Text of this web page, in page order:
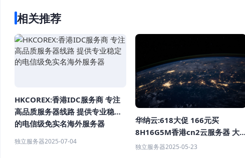
相关推荐
HKCOREX:香港IDC服务商 专注
高品质服务器线路 提供专业稳定
的电信级免实名海外服务器
独立服务器2025-07-04
华纳云:618大促 166元买
8H16G5M香港cn2云服务器 大
带宽服务器688起
独立服务器2025-05-23